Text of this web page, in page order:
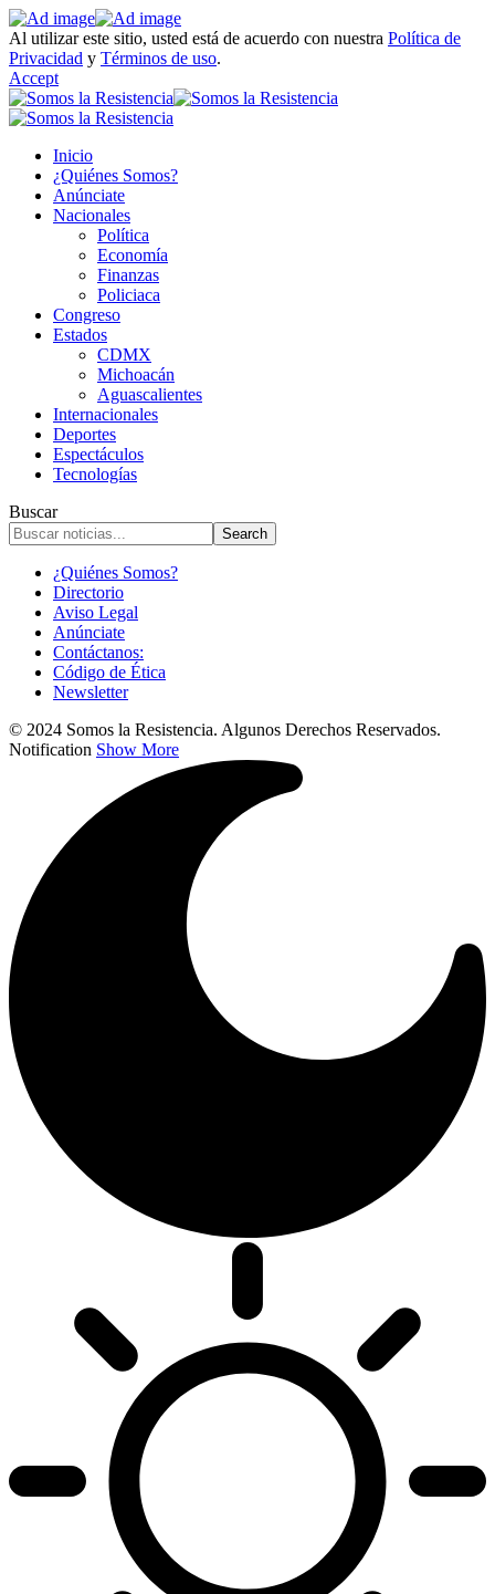
Al utilizar este sitio, usted está de acuerdo con nuestra Política de
Privacidad y Términos de uso.
Accept
Inicio
¿Quiénes Somos?
Anúnciate
Nacionales
Política
Economía
Finanzas
Policiaca
Congreso
Estados
CDMX
Michoacán
Aguascalientes
Internacionales
Deportes
Espectáculos
Tecnologías
Buscar
¿Quiénes Somos?
Directorio
Aviso Legal
Anúnciate
Contáctanos:
Código de Ética
Newsletter
© 2024 Somos la Resistencia. Algunos Derechos Reservados.
Notification Show More